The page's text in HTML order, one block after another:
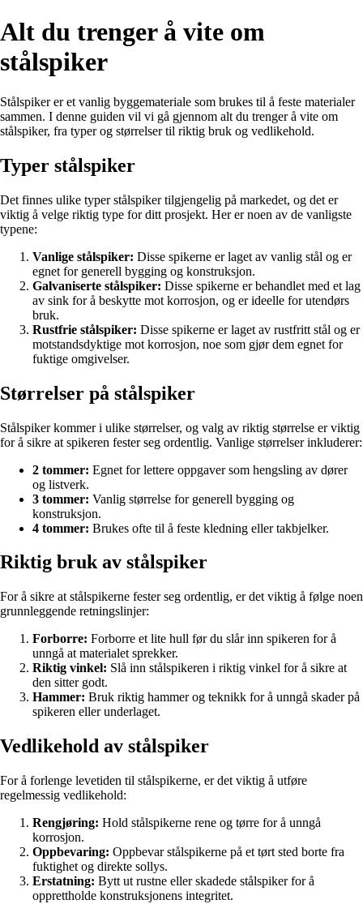
Alt du trenger å vite om
stålspiker
Stålspiker er et vanlig byggemateriale som brukes til å feste materialer
sammen. I denne guiden vil vi gå gjennom alt du trenger å vite om
stålspiker, fra typer og størrelser til riktig bruk og vedlikehold.
Typer stålspiker
Det finnes ulike typer stålspiker tilgjengelig på markedet, og det er
viktig å velge riktig type for ditt prosjekt. Her er noen av de vanligste
typene:
Vanlige stålspiker: Disse spikerne er laget av vanlig stål og er
egnet for generell bygging og konstruksjon.
Galvaniserte stålspiker: Disse spikerne er behandlet med et lag
av sink for å beskytte mot korrosjon, og er ideelle for utendørs
bruk.
Rustfrie stålspiker: Disse spikerne er laget av rustfritt stål og er
motstandsdyktige mot korrosjon, noe som gjør dem egnet for
fuktige omgivelser.
Størrelser på stålspiker
Stålspiker kommer i ulike størrelser, og valg av riktig størrelse er viktig
for å sikre at spikeren fester seg ordentlig. Vanlige størrelser inkluderer:
2 tommer: Egnet for lettere oppgaver som hengsling av dører
og listverk.
3 tommer: Vanlig størrelse for generell bygging og
konstruksjon.
4 tommer: Brukes ofte til å feste kledning eller takbjelker.
Riktig bruk av stålspiker
For å sikre at stålspikerne fester seg ordentlig, er det viktig å følge noen
grunnleggende retningslinjer:
Forborre: Forborre et lite hull før du slår inn spikeren for å
unngå at materialet sprekker.
Riktig vinkel: Slå inn stålspikeren i riktig vinkel for å sikre at
den sitter godt.
Hammer: Bruk riktig hammer og teknikk for å unngå skader på
spikeren eller underlaget.
Vedlikehold av stålspiker
For å forlenge levetiden til stålspikerne, er det viktig å utføre
regelmessig vedlikehold:
Rengjøring: Hold stålspikerne rene og tørre for å unngå
korrosjon.
Oppbevaring: Oppbevar stålspikerne på et tørt sted borte fra
fuktighet og direkte sollys.
Erstatning: Bytt ut rustne eller skadede stålspiker for å
opprettholde konstruksjonens integritet.